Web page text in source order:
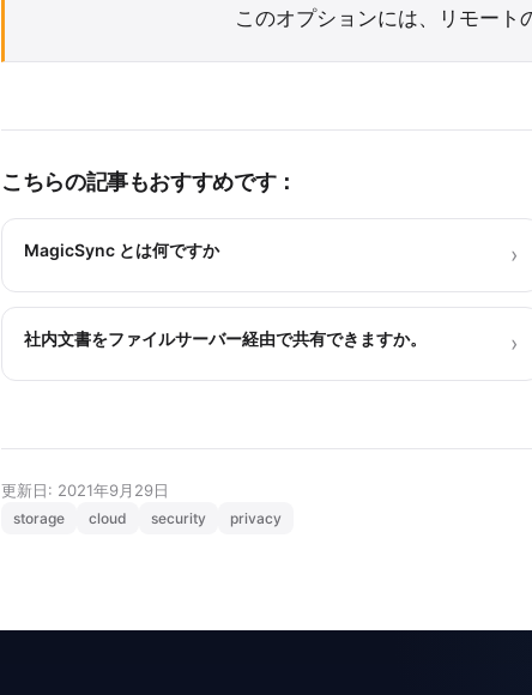
このオプションには、リモート
こちらの記事もおすすめです：
MagicSync とは何ですか ›
社内文書をファイルサーバー経由で共有できますか。 ›
更新日: 2021年9月29日
storage cloud security privacy